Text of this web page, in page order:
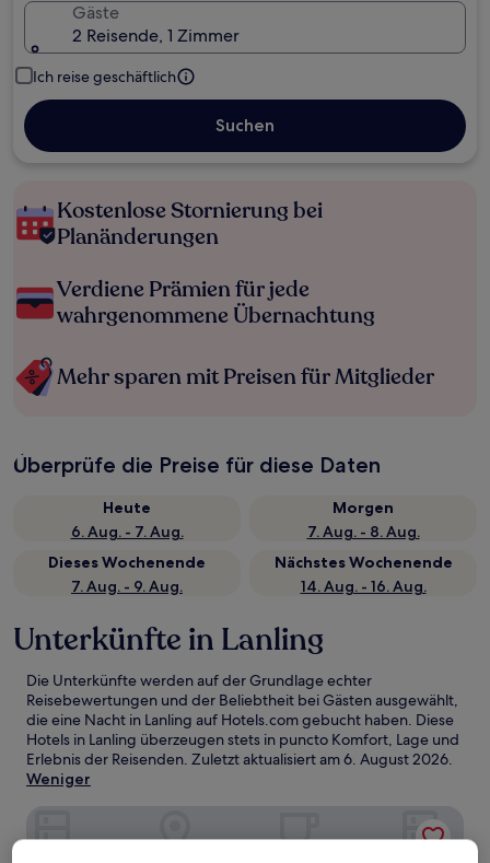
Gäste
2 Reisende, 1 Zimmer
Ich reise geschäftlich
Suchen
Kostenlose Stornierung bei
Planänderungen
Verdiene Prämien für jede
wahrgenommene Übernachtung
Mehr sparen mit Preisen für Mitglieder
Überprüfe die Preise für diese Daten
Heute
6. Aug. - 7. Aug.
Morgen
7. Aug. - 8. Aug.
Dieses Wochenende
7. Aug. - 9. Aug.
Nächstes Wochenende
14. Aug. - 16. Aug.
Unterkünfte in Lanling
Die Unterkünfte werden auf der Grundlage echter
Reisebewertungen und der Beliebtheit bei Gästen ausgewählt,
die eine Nacht in Lanling auf Hotels.com gebucht haben. Diese
Hotels in Lanling überzeugen stets in puncto Komfort, Lage und
Erlebnis der Reisenden. Zuletzt aktualisiert am6. August 2026.
Weniger